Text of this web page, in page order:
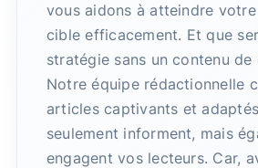
vous aidons à atteindre
cible efficacement. Et que
stratégie sans un contenu de
Notre équipe rédactionnelle
articles captivants et
seulement informent, mais
engagent vos lecteurs. Car,